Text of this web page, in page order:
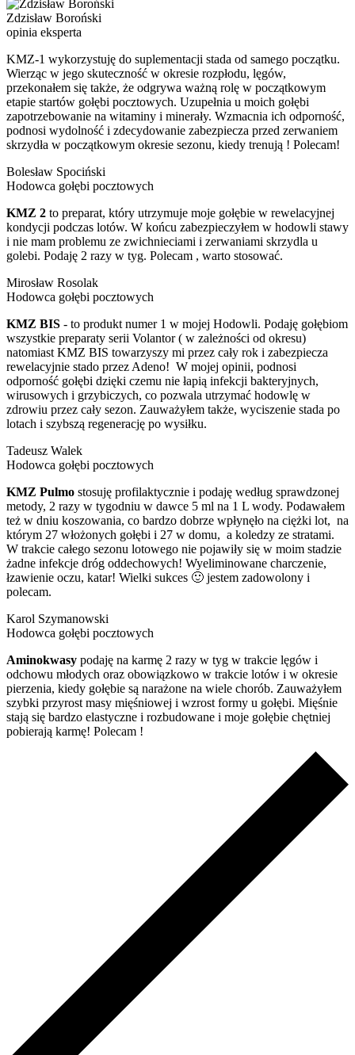
Zdzisław Boroński
opinia eksperta
KMZ-1 wykorzystuję do suplementacji stada od samego początku.
Wierząc w jego skuteczność w okresie rozpłodu, lęgów,
przekonałem się także, że odgrywa ważną rolę w początkowym
etapie startów gołębi pocztowych. Uzupełnia u moich gołębi
zapotrzebowanie na witaminy i minerały. Wzmacnia ich odporność,
podnosi wydolność i zdecydowanie zabezpiecza przed zerwaniem
skrzydła w początkowym okresie sezonu, kiedy trenują ! Polecam!
Bolesław Spociński
Hodowca gołębi pocztowych
KMZ 2 to preparat, który utrzymuje moje gołębie w rewelacyjnej
kondycji podczas lotów. W końcu zabezpieczyłem w hodowli stawy
i nie mam problemu ze zwichnieciami i zerwaniami skrzydla u
golebi. Podaję 2 razy w tyg. Polecam , warto stosować.
Mirosław Rosolak
Hodowca gołębi pocztowych
KMZ BIS - to produkt numer 1 w mojej Hodowli. Podaję gołębiom
wszystkie preparaty serii Volantor ( w zależności od okresu)
natomiast KMZ BIS towarzyszy mi przez cały rok i zabezpiecza
rewelacyjnie stado przez Adeno! W mojej opinii, podnosi
odporność gołębi dzięki czemu nie łapią infekcji bakteryjnych,
wirusowych i grzybiczych, co pozwala utrzymać hodowlę w
zdrowiu przez cały sezon. Zauważyłem także, wyciszenie stada po
lotach i szybszą regenerację po wysiłku.
Tadeusz Walek
Hodowca gołębi pocztowych
KMZ Pulmo stosuję profilaktycznie i podaję według sprawdzonej
metody, 2 razy w tygodniu w dawce 5 ml na 1 L wody. Podawałem
też w dniu koszowania, co bardzo dobrze wpłynęło na ciężki lot, na
którym 27 włożonych gołębi i 27 w domu, a koledzy ze stratami.
W trakcie całego sezonu lotowego nie pojawiły się w moim stadzie
żadne infekcje dróg oddechowych! Wyeliminowane charczenie,
łzawienie oczu, katar! Wielki sukces 🙂 jestem zadowolony i
polecam.
Karol Szymanowski
Hodowca gołębi pocztowych
Aminokwasy podaję na karmę 2 razy w tyg w trakcie lęgów i
odchowu młodych oraz obowiązkowo w trakcie lotów i w okresie
pierzenia, kiedy gołębie są narażone na wiele chorób. Zauważyłem
szybki przyrost masy mięśniowej i wzrost formy u gołębi. Mięśnie
stają się bardzo elastyczne i rozbudowane i moje gołębie chętniej
pobierają karmę! Polecam !